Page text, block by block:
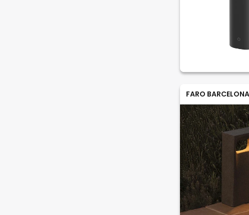
FARO BARCELONA